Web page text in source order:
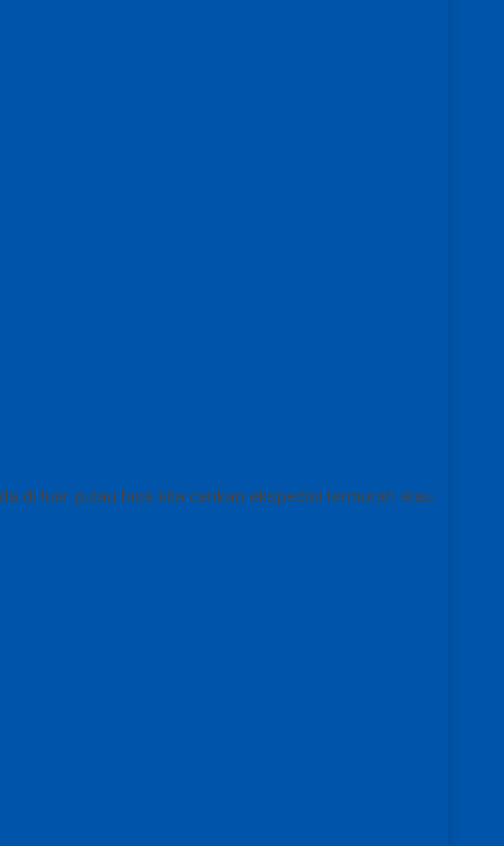
di luar pulau bisa kita carikan ekspedisi termurah atau